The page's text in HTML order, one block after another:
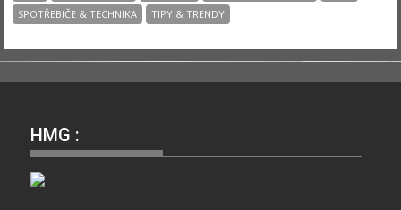
SPOTŘEBIČE & TECHNIKA
TIPY & TRENDY
HMG :